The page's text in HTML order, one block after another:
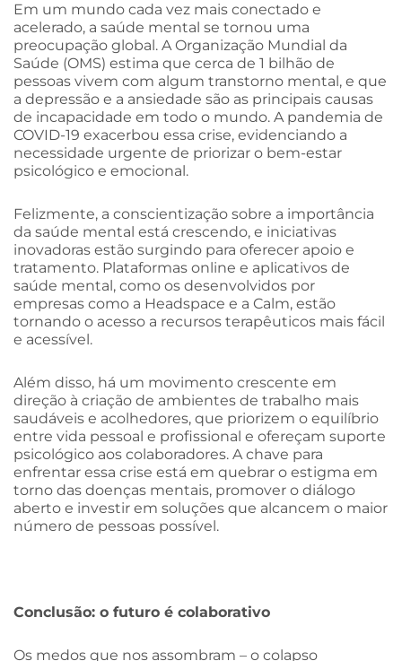
Em um mundo cada vez mais conectado e
acelerado, a saúde mental se tornou uma
preocupação global. A Organização Mundial da
Saúde (OMS) estima que cerca de 1 bilhão de
pessoas vivem com algum transtorno mental, e que
a depressão e a ansiedade são as principais causas
de incapacidade em todo o mundo. A pandemia de
COVID-19 exacerbou essa crise, evidenciando a
necessidade urgente de priorizar o bem-estar
psicológico e emocional.
Felizmente, a conscientização sobre a importância
da saúde mental está crescendo, e iniciativas
inovadoras estão surgindo para oferecer apoio e
tratamento. Plataformas online e aplicativos de
saúde mental, como os desenvolvidos por
empresas como a Headspace e a Calm, estão
tornando o acesso a recursos terapêuticos mais fácil
e acessível.
Além disso, há um movimento crescente em
direção à criação de ambientes de trabalho mais
saudáveis e acolhedores, que priorizem o equilíbrio
entre vida pessoal e profissional e ofereçam suporte
psicológico aos colaboradores. A chave para
enfrentar essa crise está em quebrar o estigma em
torno das doenças mentais, promover o diálogo
aberto e investir em soluções que alcancem o maior
número de pessoas possível.
Conclusão: o futuro é colaborativo
Os medos que nos assombram – o colapso